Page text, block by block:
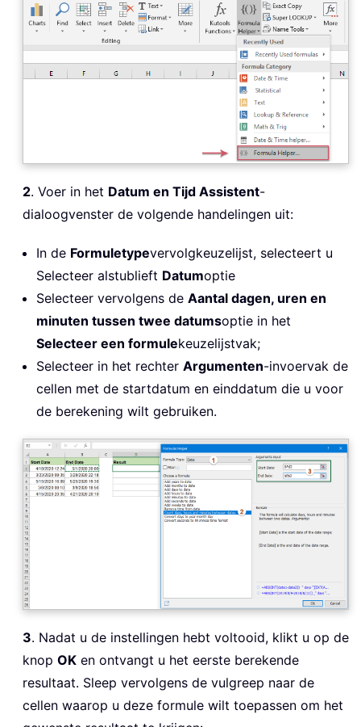
2. Voer in het Datum en Tijd Assistent-
dialoogvenster de volgende handelingen uit:
In de Formuletypevervolgkeuzelijst, selecteert u
Selecteer alstublieft Datumoptie
Selecteer vervolgens de Aantal dagen, uren en
minuten tussen twee datumsoptie in het
Selecteer een formulekeuzelijstvak;
Selecteer in het rechter Argumenten-invoervak de
cellen met de startdatum en einddatum die u voor
de berekening wilt gebruiken.
3. Nadat u de instellingen hebt voltooid, klikt u op de
knop OK en ontvangt u het eerste berekende
resultaat. Sleep vervolgens de vulgreep naar de
cellen waarop u deze formule wilt toepassen om het